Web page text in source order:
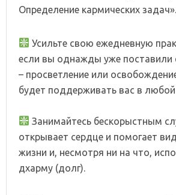
Определение кармических задач».
Усильте свою ежедневную
если вы однажды уже поставили
– просветление или
будет поддерживать вас в любой
Занимайтесь бескорыстным
открывает сердце и помогает
жизни и, несмотря ни на что,
дхарму (долг).